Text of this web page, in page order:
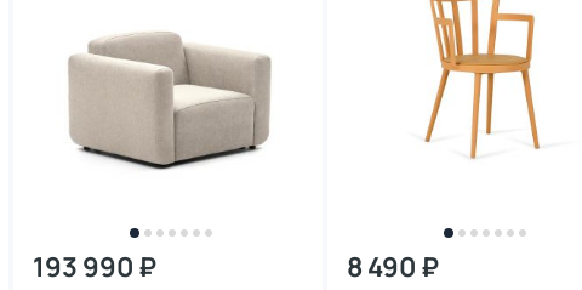
193 990 ₽ 8 490 ₽